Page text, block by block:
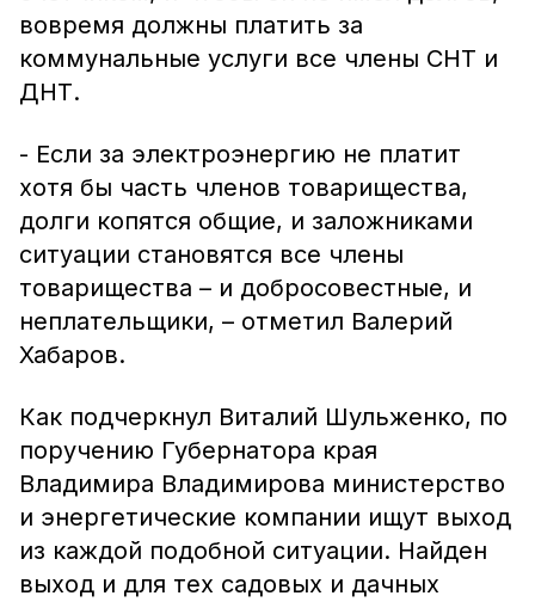
вовремя должны платить за
коммунальные услуги все члены СНТ и
ДНТ.
- Если за электроэнергию не платит
хотя бы часть членов товарищества,
долги копятся общие, и заложниками
ситуации становятся все члены
товарищества – и добросовестные, и
неплательщики, – отметил Валерий
Хабаров.
Как подчеркнул Виталий Шульженко, по
поручению Губернатора края
Владимира Владимирова министерство
и энергетические компании ищут выход
из каждой подобной ситуации. Найден
выход и для тех садовых и дачных